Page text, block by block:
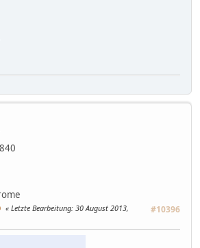
#10396
Letzte Bearbeitung: 30 August 2013,